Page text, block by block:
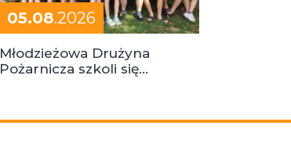
05.08.2026
Młodzieżowa Drużyna
Pożarnicza szkoli się